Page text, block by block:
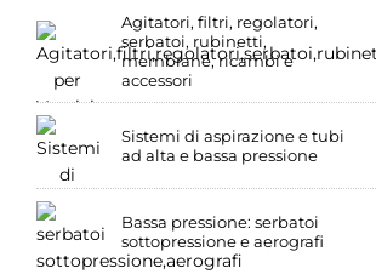
Agitatori, filtri, regolatori,
serbatoi, rubinetti,
membrane, ricambi e
accessori
Sistemi di aspirazione e tubi
ad alta e bassa pressione
Bassa pressione: serbatoi
sottopressione e aerografi